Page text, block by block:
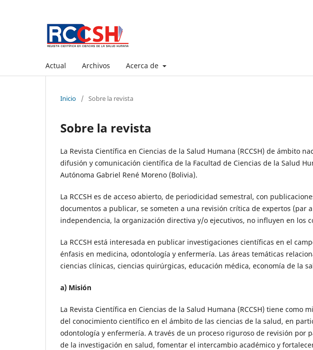
Actual Archivos Acerca de
Inicio / Sobre la revista
Sobre la revista
La Revista Científica en Ciencias de la Salud Humana (RCCSH) de ámbito
difusión y comunicación científica de la Facultad de Ciencias de la Salud
Autónoma Gabriel René Moreno (Bolivia).
La RCCSH es de acceso abierto, de periodicidad semestral, con
documentos a publicar, se someten a una revisión crítica de expertos (par
independencia, la organización directiva y/o ejecutivos, no influyen en los
La RCCSH está interesada en publicar investigaciones científicas en el
énfasis en medicina, odontología y enfermería. Las áreas temáticas
ciencias clínicas, ciencias quirúrgicas, educación médica, economía de la
a) Misión
La Revista Científica en Ciencias de la Salud Humana (RCCSH) tiene como
del conocimiento científico en el ámbito de las ciencias de la salud, en
odontología y enfermería. A través de un proceso riguroso de revisión por
de la investigación en salud, fomentar el intercambio académico y